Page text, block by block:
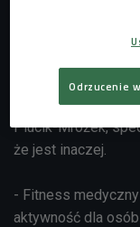
Sport pomaga w walce z
Wielu pasjonatów
choroba.
Plucik-Mrożek,
że jest inaczej.
- Fitness
aktywność dla
Odrzucenie